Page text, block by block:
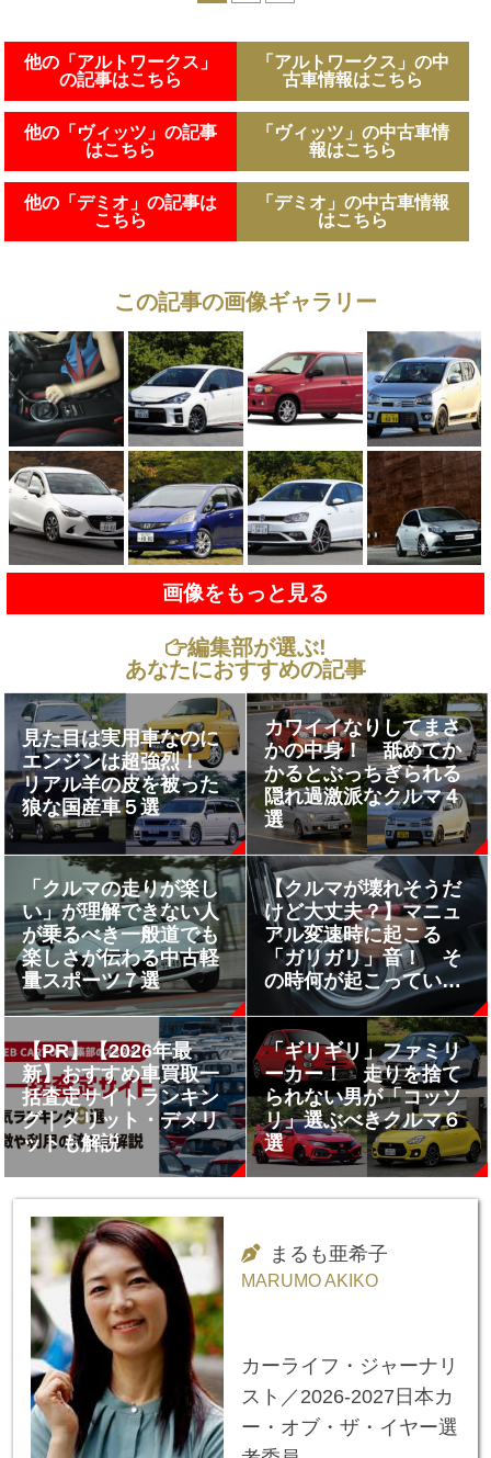
他の「アルトワークス」
の記事はこちら
他の「ヴィッツ」の記事
はこちら
他の「デミオ」の記事は
こちら
「アルトワークス」の中
古車情報はこちら
「ヴィッツ」の中古車情
報はこちら
「デミオ」の中古車情報
はこちら
この記事の画像ギャラリー
画像をもっと見る
編集部が選ぶ!
あなたにおすすめの記事
見た目は実用車なのに
エンジンは超強烈！
リアル羊の皮を被った
狼な国産車５選
カワイイなりしてまさ
かの中身！ 舐めてか
かるとぶっちぎられる
隠れ過激派なクルマ４
選
「クルマの走りが楽し
い」が理解できない人
が乗るべき一般道でも
楽しさが伝わる中古軽
量スポーツ７選
【クルマが壊れそうだ
けど大丈夫？】マニュ
アル変速時に起こる
「ガリガリ」音！ そ
の時何が起こっている
のか
【PR】【2026年最
新】おすすめ車買取一
括査定サイトランキン
グ｜メリット・デメリ
ットも解説
「ギリギリ」ファミリ
ーカー！ 走りを捨て
られない男が「コッソ
リ」選ぶべきクルマ６
選
まるも亜希子
MARUMO AKIKO
カーライフ・ジャーナリ
スト／2026-2027日本カ
ー・オブ・ザ・イヤー選